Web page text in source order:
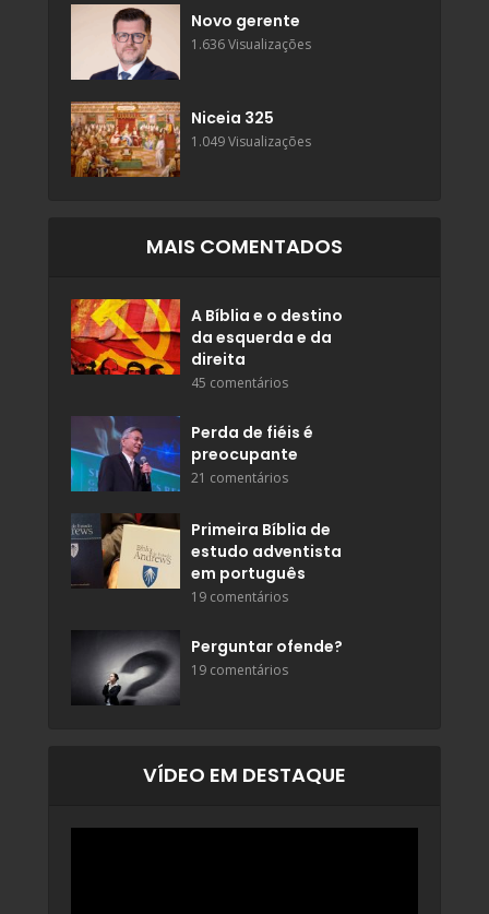
Novo gerente
1.636 Visualizações
Niceia 325
1.049 Visualizações
MAIS COMENTADOS
A Bíblia e o destino
da esquerda e da
direita
45 comentários
Perda de fiéis é
preocupante
21 comentários
Primeira Bíblia de
estudo adventista
em português
19 comentários
Perguntar ofende?
19 comentários
VÍDEO EM DESTAQUE